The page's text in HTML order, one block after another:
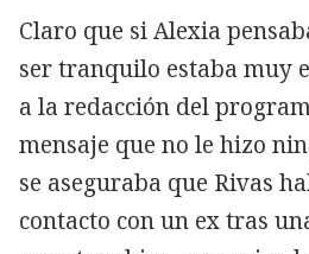
Claro que si Alexia
ser tranquilo estaba muy
a la redacción del
mensaje que no le hizo
se aseguraba que Rivas
contacto con un ex tras